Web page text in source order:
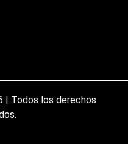
Todos los derechos